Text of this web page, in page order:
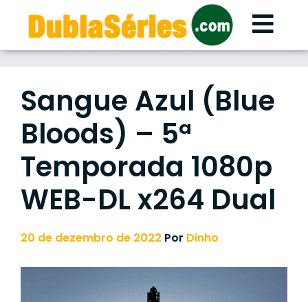
content
Sangue Azul (Blue
Bloods) – 5ª
Temporada 1080p
WEB-DL x264 Dual
20 de dezembro de 2022 Por Dinho